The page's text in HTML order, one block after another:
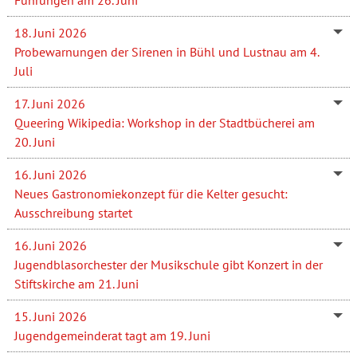
18. Juni 2026
Probewarnungen der Sirenen in Bühl und Lustnau am 4.
Juli
17. Juni 2026
Queering Wikipedia: Workshop in der Stadtbücherei am
20. Juni
16. Juni 2026
Neues Gastronomiekonzept für die Kelter gesucht:
Ausschreibung startet
16. Juni 2026
Jugendblasorchester der Musikschule gibt Konzert in der
Stiftskirche am 21. Juni
15. Juni 2026
Jugendgemeinderat tagt am 19. Juni